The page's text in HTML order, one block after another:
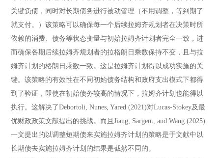
关键负债，同时对长期债务进行被动管理（不用调整，等到期了
就支付。）该策略可以确保每一个后续拉姆齐规划者在决策时所
依赖的消费、债务等状态变量与初始拉姆齐计划者完全一致，进
而确保各期后续拉姆齐规划者的拉格朗日乘数保持不变，且与拉
姆齐计划的格朗日乘数一致。这是拉姆齐计划得以成功实施的关
键。该策略的有效性在不同初始债务结构和政府支出模式下都得
到了验证，即使在初始债务较高的情况下，拉姆齐计划也能得以
执行。这解决了Debortoli, Nunes, Yared (2021)对Lucas-Stokey及最
优财政政策文献提出的挑战。而且Jiang, Sargent, and Wang (2025)
一文提出的以调整短期债来实施拉姆齐计划的策略是于文献中以
长期债去实施拉姆齐计划的结果是截然不同的。